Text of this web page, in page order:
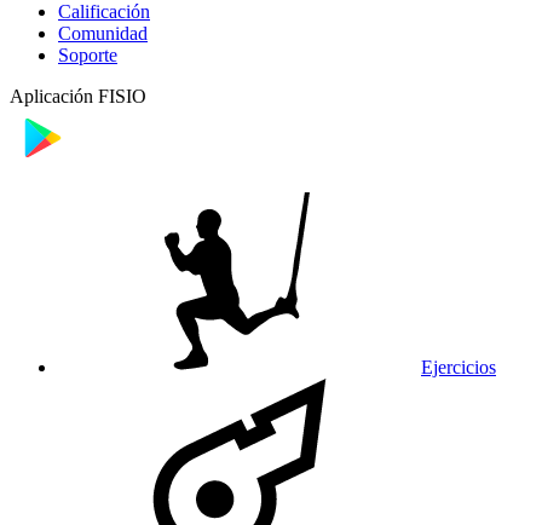
Calificación
Comunidad
Soporte
Aplicación FISIO
Ejercicios